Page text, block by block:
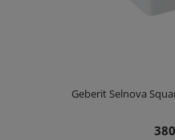
Geberit Selnova